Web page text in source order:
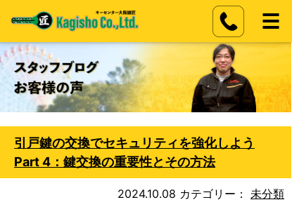
引戸鍵の交換でセキュリティを強化しよう
Part 4：鍵交換の重要性とその方法
2024.10.08 カテゴリー： 未分類